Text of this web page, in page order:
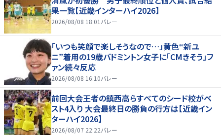
果一覧【近畿インターハイ2026】
2026/08/08 18:01 バレー
「いつも笑顔で楽しそうなので…」黄色“新ユ
ニ”着用の19歳バドミントン女子に「CMきそう」フ
ァン続々反応
2026/08/08 16:10バレー
前回大会王者の鎮西高らすべてのシード校がベ
スト4入り 大会最終日の勝負の行方は【近畿イン
ターハイ2026】
2026/08/07 22:22バレー